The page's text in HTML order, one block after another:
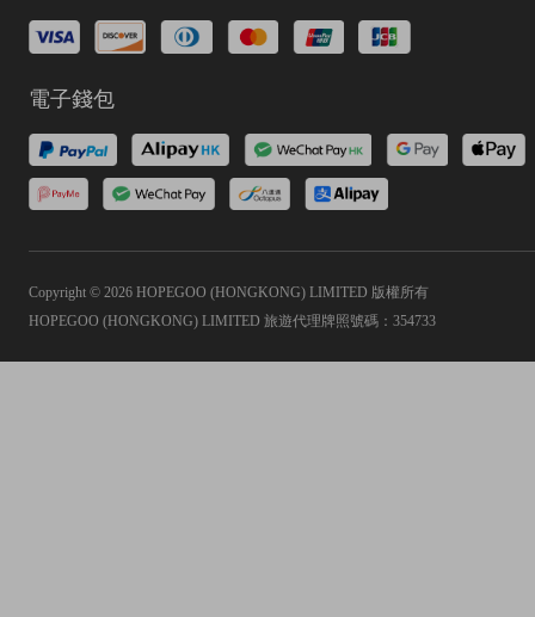
電子錢包
Copyright © 2026 HOPEGOO (HONGKONG) LIMITED 版權所有
HOPEGOO (HONGKONG) LIMITED 旅遊代理牌照號碼：354733